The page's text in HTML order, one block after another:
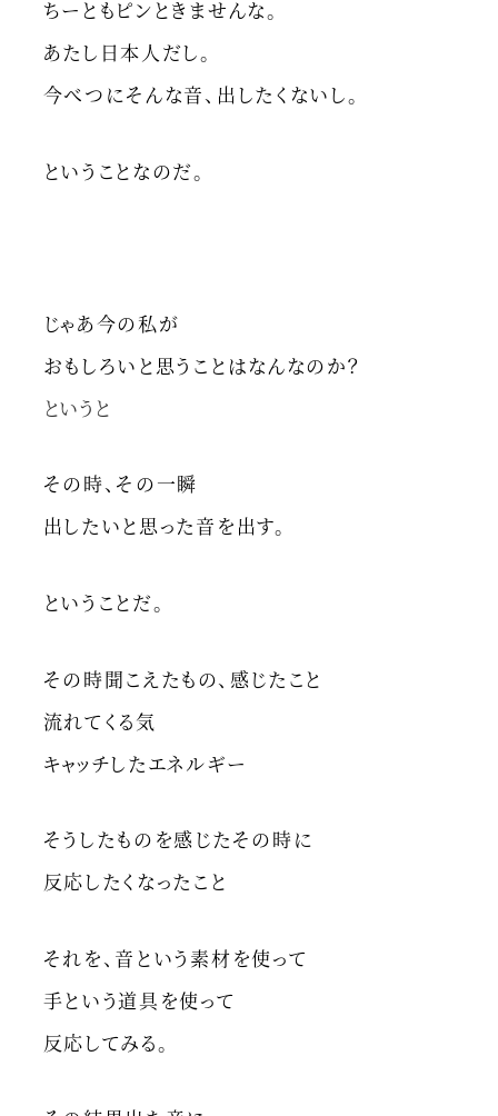
ちーともピンときませんな。
あたし日本人だし。
今べつにそんな音、出したくないし。
ということなのだ。
じゃあ今の私が
おもしろいと思うことはなんなのか？
というと
その時、その一瞬
出したいと思った音を出す。
ということだ。
その時聞こえたもの、感じたこと
流れてくる気
キャッチしたエネルギー
そうしたものを感じたその時に
反応したくなったこと
それを、音という素材を使って
手という道具を使って
反応してみる。